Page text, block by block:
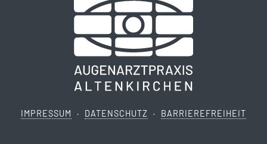
IMPRESSUM · DATENSCHUTZ · BARRIEREFREIHEIT